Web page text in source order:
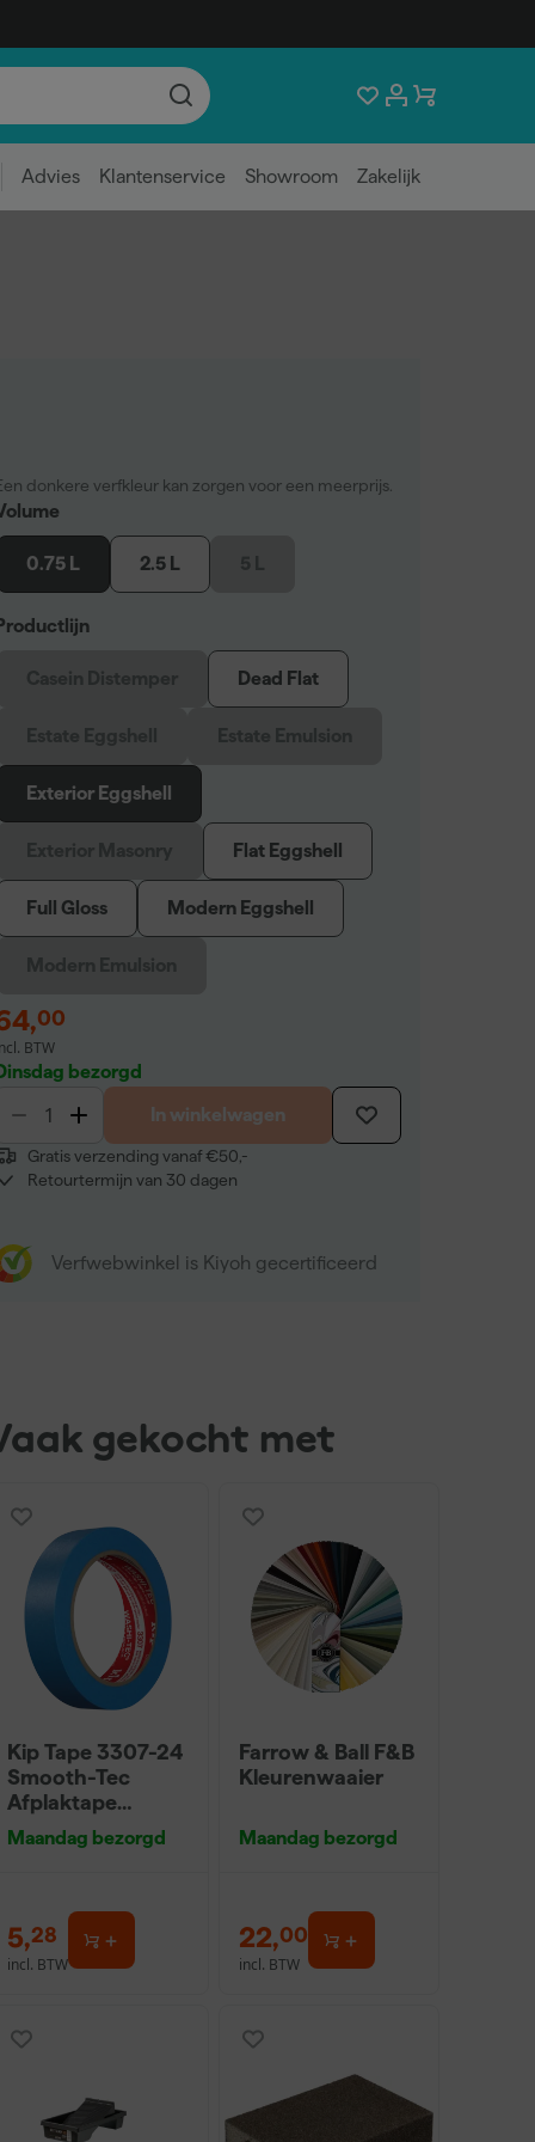
Advies Klantenservice Showroom Zakelijk
donkere verfkleur kan zorgen voor een meerprijs.
0.75 L 2.5 L
Dead Flat
Exterior Eggshell
Flat Eggshell
Full Gloss Modern Eggshell
,00
BTW
bezorgd
In winkelwagen
Gratis verzending vanaf €50,-
Retourtermijn van 30 dagen
Verfwebwinkel is Kiyoh gecertificeerd
gekocht met
Kip Tape 3307-24
Smooth-Tec
Afplaktape
Buitengebruik -
24mm x 50m
Maandag bezorgd
5,28
incl. BTW
Farrow & Ball F&B
Kleurenwaaier
Maandag bezorgd
22,00
incl. BTW